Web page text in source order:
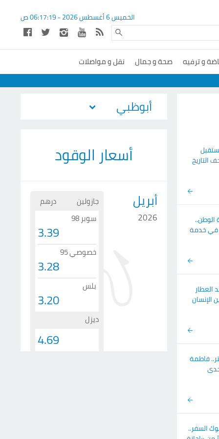
الخميس 6 أغسطس 2026 - 06:17:20ص
و ترفيه صحة و جمال نقل و مواصلات
التاريخ
الوطن..
50 عاماً في خدمة
العطار
الإنسان
فوق 7000 متر.. فاطمة
السفر..
أسعار الوقود
أبريل
2026
جازولين
درهم
سوبر 98
3.39
خصوصي 95
3.28
بلس
3.20
ديزل
4.69